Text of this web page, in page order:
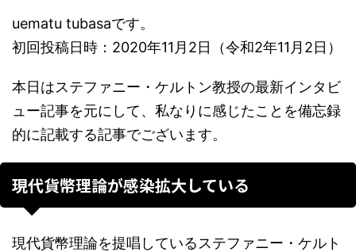
uematu tubasaです。
初回投稿日時：2020年11月2日（令和2年11月2日）
本日はステファニー・ケルトン教授の最新インタビ
ュー記事を元にして、私なりに感じたことを備忘録
的に記載する記事でございます。
現代貨幣理論が感染拡大している
現代貨幣理論を提唱しているステファニー・ケルト